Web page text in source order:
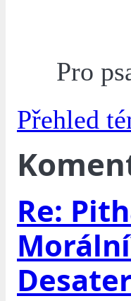
Pro
Přehled
Re: